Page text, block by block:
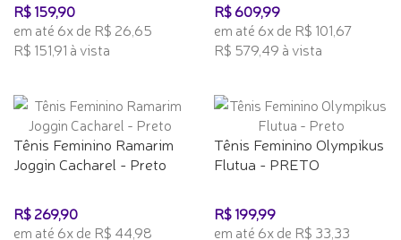
R$ 159,90
em até 6x de R$ 26,65
R$ 151,91 à vista
R$ 609,99
em até 6x de R$ 101,67
R$ 579,49 à vista
Tênis Feminino Ramarim
Joggin Cacharel - Preto
R$ 269,90
em até 6x de R$ 44,98
Tênis Feminino Olympikus
Flutua - PRETO
R$ 199,99
em até 6x de R$ 33,33